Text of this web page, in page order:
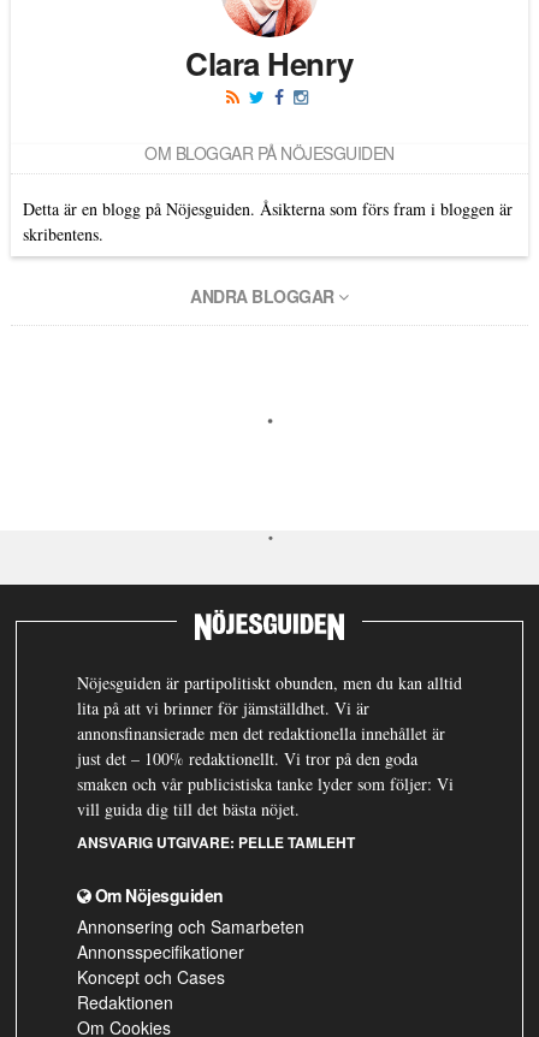
Clara Henry
OM BLOGGAR PÅ NÖJESGUIDEN
Detta är en blogg på Nöjesguiden. Åsikterna som förs fram i bloggen är
skribentens.
ANDRA BLOGGAR
Nöjesguiden är partipolitiskt obunden, men du kan alltid
lita på att vi brinner för jämställdhet. Vi är
annonsfinansierade men det redaktionella innehållet är
just det – 100% redaktionellt. Vi tror på den goda
smaken och vår publicistiska tanke lyder som följer: Vi
vill guida dig till det bästa nöjet.
ANSVARIG UTGIVARE: PELLE TAMLEHT
Om Nöjesguiden
Annonsering och Samarbeten
Annonsspecifikationer
Koncept och Cases
Redaktionen
Om Cookies